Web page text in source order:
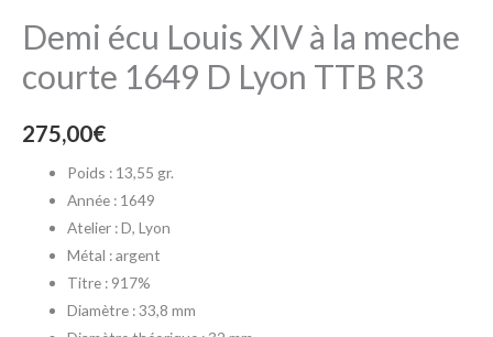
Demi écu Louis XIV à la meche
courte 1649 D Lyon TTB R3
275,00€
Poids : 13,55 gr.
Année : 1649
Atelier : D, Lyon
Métal : argent
Titre : 917%
Diamètre : 33,8 mm